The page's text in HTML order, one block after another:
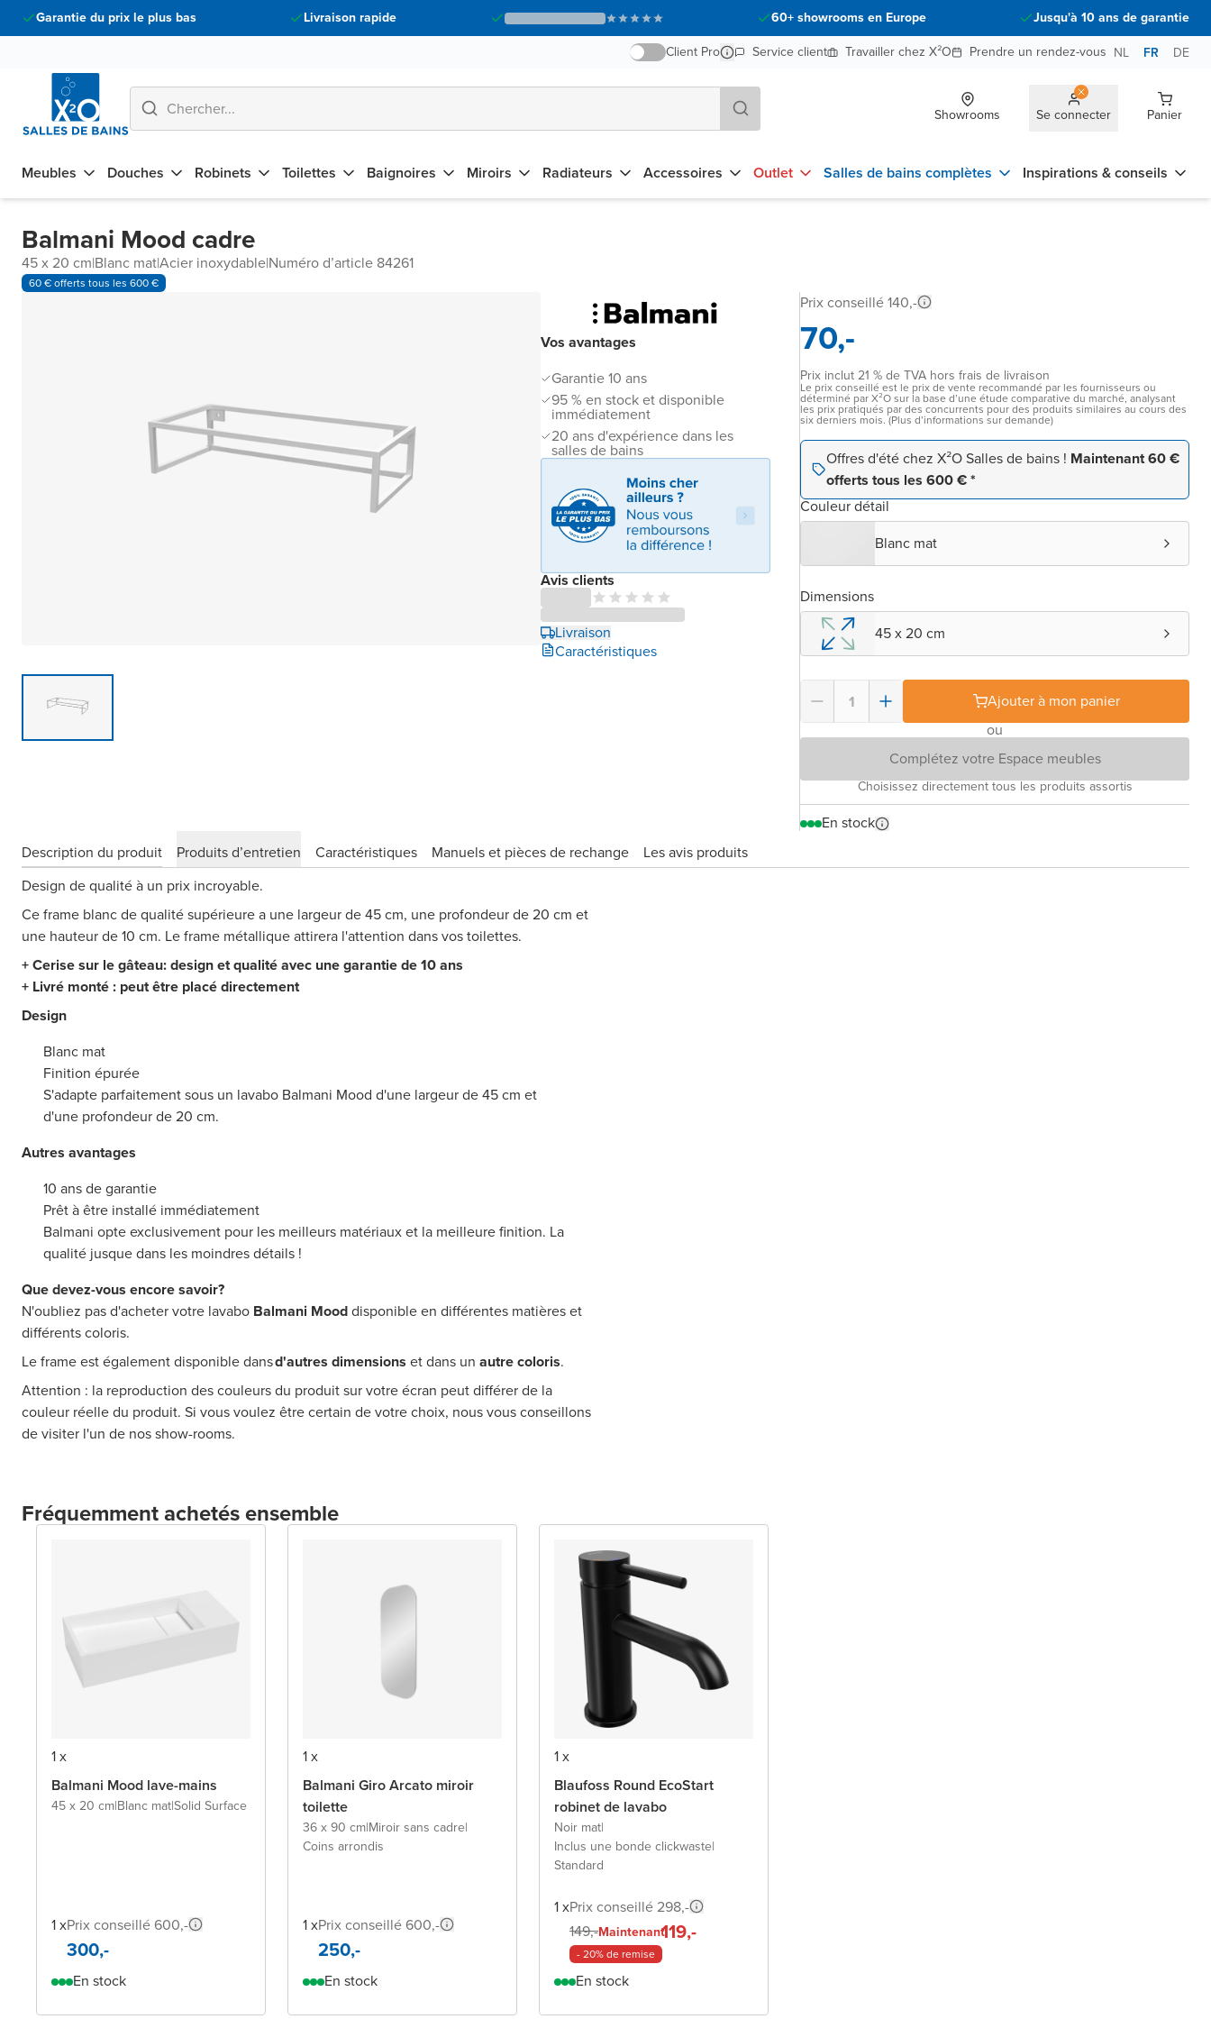
Garantie du prix le plus bas Livraison rapide 60+ showrooms en Europe
Jusqu'à 10 ans de garantie
Client Pro
Service client Travailler chez X²O Prendre un rendez-vous NL FR DE
Showrooms Se connecter Panier
Meubles Douches Robinets Toilettes Baignoires Miroirs Radiateurs Accessoires Outlet Salles de bains complètes Inspirations & conseils
Balmani Mood cadre
45 x 20 cm|Blanc mat|Acier inoxydable|Numéro d’article 84261
60 € offerts tous les 600 €
Vos avantages
Garantie 10 ans
95 % en stock et disponible
immédiatement
20 ans d'expérience dans les
salles de bains
Avis clients
Livraison
Caractéristiques
Prix conseillé 140,-
70,-
Prix inclut 21 % de TVA hors frais de livraison
Le prix conseillé est le prix de vente recommandé par les fournisseurs ou
déterminé par X²O sur la base d’une étude comparative du marché, analysant
les prix pratiqués par des concurrents pour des produits similaires au cours des
six derniers mois. (Plus d’informations sur demande)
Offres d'été chez X²O Salles de bains ! Maintenant 60 €
offerts tous les 600 € *
Couleur détail
Blanc mat
Dimensions
45 x 20 cm
Ajouter à mon panier
ou
Complétez votre Espace meubles
Choisissez directement tous les produits assortis
En stock
Description du produit
Produits d’entretien Caractéristiques Manuels et pièces de rechange
Les avis produits
Design de qualité à un prix incroyable.
Ce frame blanc de qualité supérieure a une largeur de 45 cm, une profondeur de 20 cm et
une hauteur de 10 cm. Le frame métallique attirera l'attention dans vos toilettes.
+ Cerise sur le gâteau: design et qualité avec une garantie de 10 ans
+ Livré monté : peut être placé directement
Design
Blanc mat
Finition épurée
S'adapte parfaitement sous un lavabo Balmani Mood d'une largeur de 45 cm et
d'une profondeur de 20 cm.
Autres avantages
10 ans de garantie
Prêt à être installé immédiatement
Balmani opte exclusivement pour les meilleurs matériaux et la meilleure finition. La
qualité jusque dans les moindres détails !
Que devez-vous encore savoir?
N'oubliez pas d'acheter votre lavabo Balmani Mooddisponible en différentes matières et
différents coloris.
Le frame est également disponible dansd'autres dimensions et dans un autre coloris.
Attention : la reproduction des couleurs du produit sur votre écran peut différer de la
couleur réelle du produit. Si vous voulez être certain de votre choix, nous vous conseillons
de visiter l'un de nos show-rooms.
Fréquemment achetés ensemble
1 x
Balmani Mood lave-mains
45 x 20 cm|Blanc mat|Solid Surface
1 xPrix conseillé 600,-
300,-
En stock
1 x
Balmani Giro Arcato miroir
toilette
36 x 90 cm|Miroir sans cadre|
Coins arrondis
1 xPrix conseillé 600,-
250,-
En stock
1 x
Blaufoss Round EcoStart
robinet de lavabo
Noir mat|
Inclus une bonde clickwaste|
Standard
1 xPrix conseillé 298,-
149,-Maintenant119,-
- 20% de remise
En stock